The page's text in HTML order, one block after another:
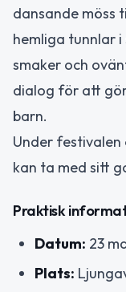
dansande möss
hemliga tunnlar
smaker och
dialog för att
barn.
Under festivalen
kan ta med sitt
Praktisk
Datum: 23
Plats: